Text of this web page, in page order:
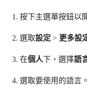
按下主選單按鈕以
選取設定> 更多設
在個人下，選擇語
選取要使用的語言。